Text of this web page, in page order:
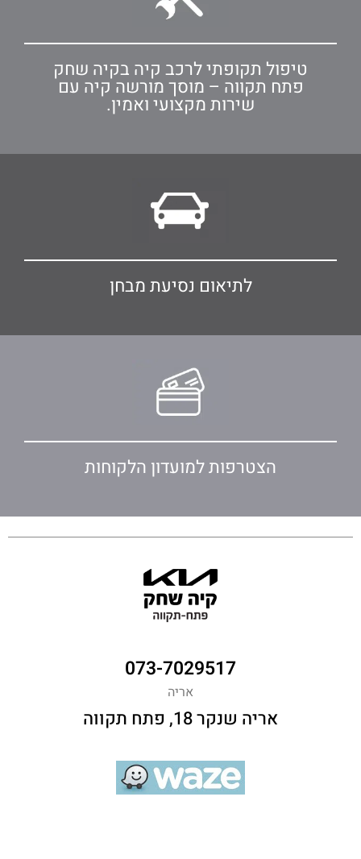
טיפול תקופתי לרכב קיה בקיה שחק
פתח תקווה – מוסך מורשה קיה עם
שירות מקצועי ואמין.
לתיאום נסיעת מבחן
הצטרפות למועדון הלקוחות
073-7029517
אריה
אריה שנקר 18, פתח תקווה